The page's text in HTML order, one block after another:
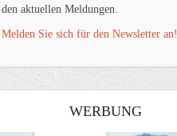
den aktuellen Meldungen.
Melden Sie sich für den Newsletter an!
WERBUNG